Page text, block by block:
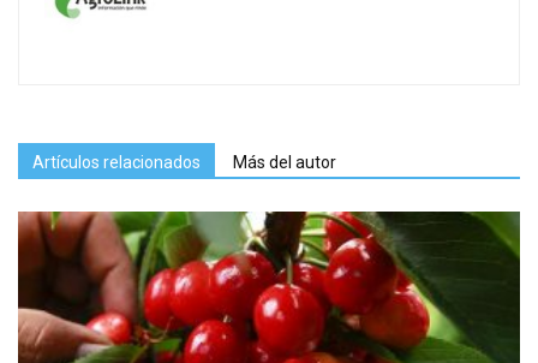
Artículos relacionados Más del autor